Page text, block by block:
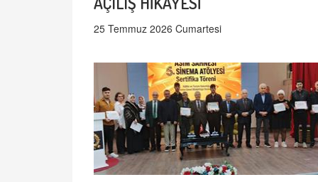
25 Temmuz 2026 Cumartesi